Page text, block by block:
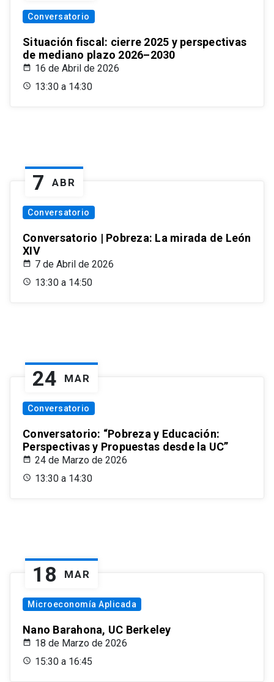
Conversatorio
Situación fiscal: cierre 2025 y perspectivas
de mediano plazo 2026–2030
16 de Abril de 2026
13:30 a 14:30
7 ABR
Conversatorio
Conversatorio | Pobreza: La mirada de León
XIV
7 de Abril de 2026
13:30 a 14:50
24 MAR
Conversatorio
Conversatorio: “Pobreza y Educación:
Perspectivas y Propuestas desde la UC”
24 de Marzo de 2026
13:30 a 14:30
18 MAR
Microeconomía Aplicada
Nano Barahona, UC Berkeley
18 de Marzo de 2026
15:30 a 16:45